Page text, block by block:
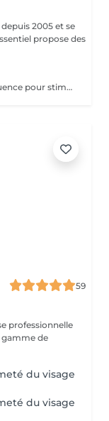
2005 et se
La technologie INDIBA® utilise la radiofréquence pour stimuler les cellules à travers les 3 couches de la peau. Dans le but de raffermir, rajeunir et revitaliser la peau de l'intérieur. Séance après séance la structure et la qualité de la peau s'améliorent. Les défaux et imperfections s'atténuent pour révéler une peau hydratée en profondeur, un musculature plus tonique et une peau plus lisse et ferme. INDIBA® joue un rôle essentiel dans l'équilibre des fonctions de la peau. Ainsi le peau est renforcée. Le traitement est idéal pour toutes celles et ceux qui souhaitent un soin qui apporte une réelle efficacité de longue durée. INDIBA surpasse tout ce que vous avez connu jusqu'à présent et bousculera vos habitudes esthétiques. Rajeunir et se sentir bien naturellement résume ce qui vous attend. Le traitement est plus efficace en cure de 6 séances, à raison de 2-3 séances par semaine (résultats rapides garantis). Nous proposons un forfait de 12 séances valable 1an à p.de la date d'achat avec une remise immédiate de 15%. Le forfait est payable en une seule fois. IMPORTANT: Ne convient pas pendant la grossesse, n'est pas compatibles avec le pacemaker et personnes souffrant d'hypertensions grave. (consulter son médecin le cas échéant)
59
professionnelle
gamme de
du visage
du visage